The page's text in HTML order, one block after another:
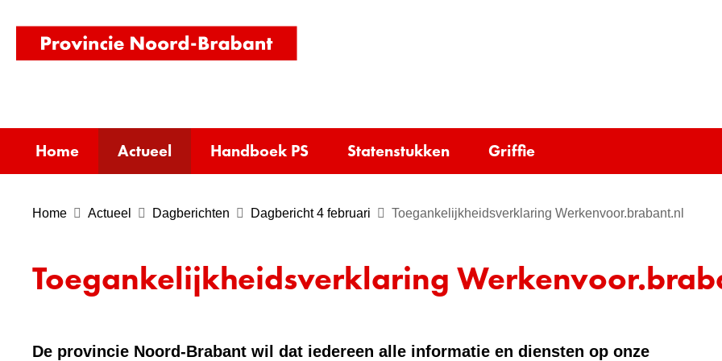
homepage)
Home Actueel Handboek PS Statenstukken Griffie
Home Actueel Dagberichten Dagbericht 4 februari Toegankelijkheidsverklaring Werkenvoor.brabant.nl
Toegankelijkheidsverklaring
De provincie Noord-Brabant wil dat iedereen alle informatie en diensten op onze